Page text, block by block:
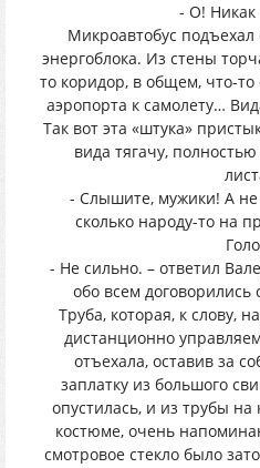
- О! Никак
Микроавтобус подъехал
энергоблока. Из стены
то коридор, в общем, что-
аэропорта к самолету…
Так вот эта «штука»
вида тягачу,
- Слышите, мужики! А не
сколько народу-то на
- Не сильно. – ответил
обо всем договорились
Труба, которая, к слову,
дистанционно
отъехала, оставив за
заплатку из большого
опустилась, и из трубы
костюме, очень
смотровое стекло было